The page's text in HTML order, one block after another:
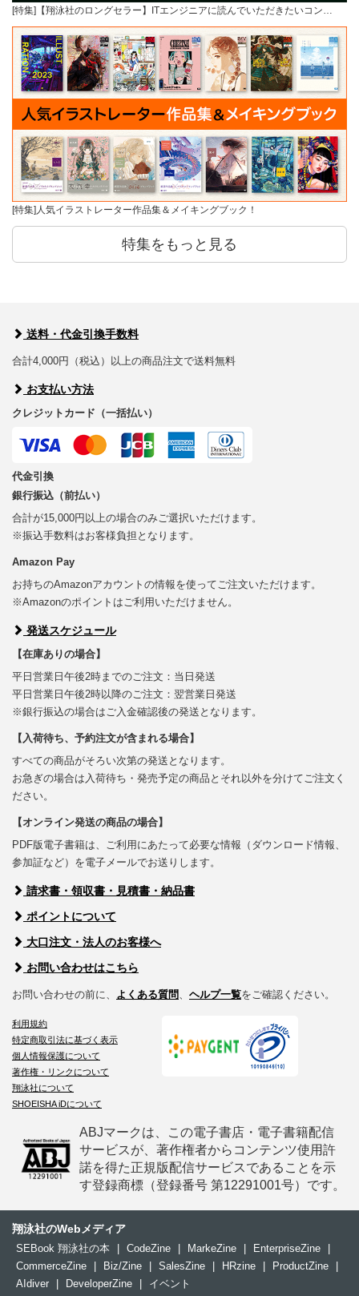
[特集]【翔泳社のロングセラー】ITエンジニアに読んでいただきたいコン…
[特集]人気イラストレーター作品集＆メイキングブック！
特集をもっと見る
送料・代金引換手数料
合計4,000円（税込）以上の商品注文で送料無料
お支払い方法
クレジットカード（一括払い）
代金引換
銀行振込（前払い）
合計が15,000円以上の場合のみご選択いただけます。
※振込手数料はお客様負担となります。
Amazon Pay
お持ちのAmazonアカウントの情報を使ってご注文いただけます。
※Amazonのポイントはご利用いただけません。
発送スケジュール
【在庫ありの場合】
平日営業日午後2時までのご注文：当日発送
平日営業日午後2時以降のご注文：翌営業日発送
※銀行振込の場合はご入金確認後の発送となります。
【入荷待ち、予約注文が含まれる場合】
すべての商品がそろい次第の発送となります。
お急ぎの場合は入荷待ち・発売予定の商品とそれ以外を分けてご注文く
ださい。
【オンライン発送の商品の場合】
PDF版電子書籍は、ご利用にあたって必要な情報（ダウンロード情報、
参加証など）を電子メールでお送りします。
請求書・領収書・見積書・納品書
ポイントについて
大口注文・法人のお客様へ
お問い合わせはこちら
お問い合わせの前に、 よくある質問、 ヘルプ一覧をご確認ください。
利用規約
特定商取引法に基づく表示
個人情報保護について
著作権・リンクについて
翔泳社について
SHOEISHA iDについて
ABJマークは、この電子書店・電子書籍配信
サービスが、著作権者からコンテンツ使用許
諾を得た正規版配信サービスであることを示
す登録商標（登録番号 第12291001号）です。
翔泳社のWebメディア
SEBook 翔泳社の本 CodeZine MarkeZine EnterpriseZine
CommerceZine
Biz/Zine SalesZine HRzine ProductZine
AIdiver
DeveloperZine イベント